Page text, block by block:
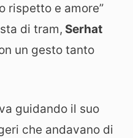
rispetto e amore”
di tram, Serhat
un gesto tanto
guidando il suo
che andavano di